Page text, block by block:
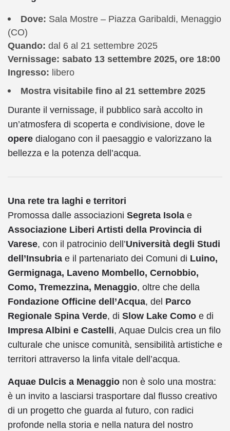
Dove: Sala Mostre – Piazza Garibaldi, Menaggio
(CO)
Quando: dal 6 al 21 settembre 2025
Vernissage: sabato 13 settembre 2025, ore 18:00
Ingresso: libero
Mostra visitabile fino al 21 settembre 2025
Durante il vernissage, il pubblico sarà accolto in
un’atmosfera di scoperta e condivisione, dove le
opere dialogano con il paesaggio e valorizzano la
bellezza e la potenza dell’acqua.
Una rete tra laghi e territori
Promossa dalle associazioni Segreta Isola e
Associazione Liberi Artisti della Provincia di
Varese, con il patrocinio dell’Università degli Studi
dell’Insubria e il partenariato dei Comuni di Luino,
Germignaga, Laveno Mombello, Cernobbio,
Como, Tremezzina, Menaggio, oltre che della
Fondazione Officine dell’Acqua, del Parco
Regionale Spina Verde, di Slow Lake Como e di
Impresa Albini e Castelli, Aquae Dulcis crea un filo
culturale che unisce comunità, sensibilità artistiche e
territori attraverso la linfa vitale dell’acqua.
Aquae Dulcis a Menaggio non è solo una mostra:
è un invito a lasciarsi trasportare dal flusso creativo
di un progetto che guarda al futuro, con radici
profonde nella storia e nella natura del nostro